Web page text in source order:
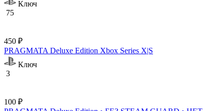
Ключ
75
450 ₽
PRAGMATA Deluxe Edition Xbox Series X|S
Ключ
3
100 ₽